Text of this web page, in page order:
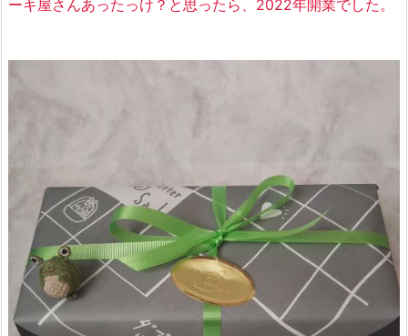
ーキ屋さんあったっけ？と思ったら、2022年開業でした。